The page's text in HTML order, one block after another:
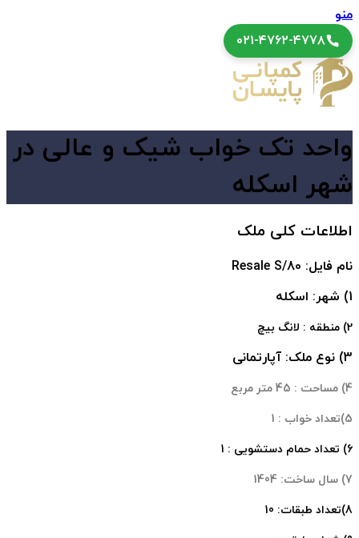
منو
۰۲۱-۴۷۶۲-۴۷۷۸
واحد تک خواب شیک و عالی در
شهر اسکله
اطلاعات کلی ملک
نام فایل: Resale S/80
1) شهر: اسکله
2) منطقه : لانگ بیچ
3) نوع ملک: آپارتمانی
4) مساحت : 45 متر مربع
5)تعداد خواب : 1
6) تعداد حمام دستشویی : 1
7) سال ساخت: 1404
8)تعداد طبقات: 10